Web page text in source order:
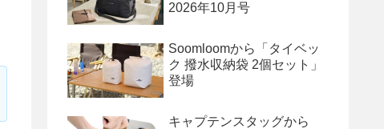
2026年10月号
Soomloomから「タイベッ
ク 撥水収納袋 2個セット」
登場
キャプテンスタッグから